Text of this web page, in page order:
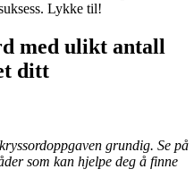
Lykke til!
med ulikt antall
ditt
grundig. Se på
som kan hjelpe deg å finne